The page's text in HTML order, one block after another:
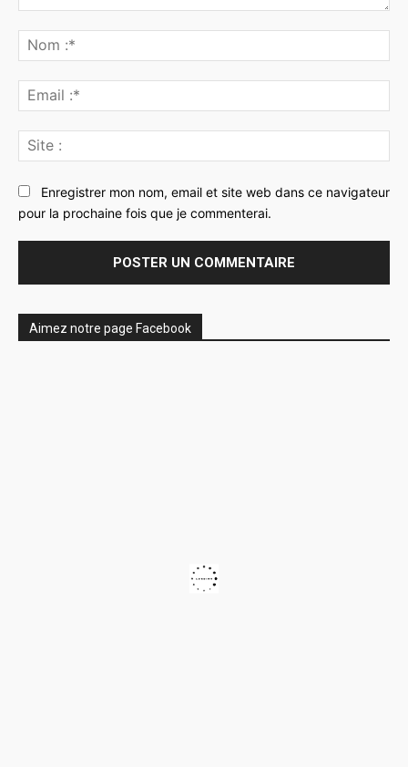
:*
:*
:
Enregistrer mon nom, email et site web dans ce navigateur
pour la prochaine fois que je commenterai.
Aimez notre page Facebook